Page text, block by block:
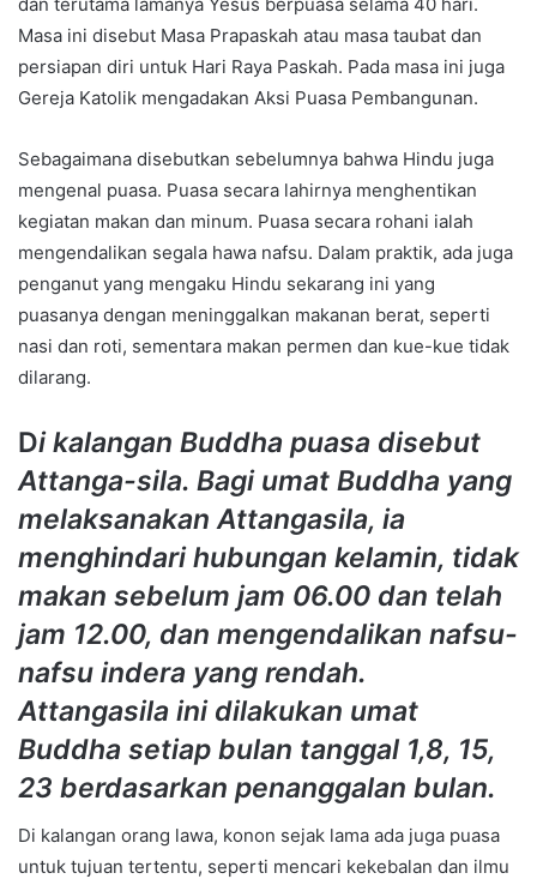
Masa ini disebut Masa Prapaskah atau masa taubat dan
persiapan diri untuk Hari Raya Paskah. Pada masa ini juga
Gereja Katolik mengadakan Aksi Puasa Pembangunan.
Sebagaimana disebutkan sebelumnya bahwa Hindu juga
mengenal puasa. Puasa secara lahirnya menghentikan
kegiatan makan dan minum. Puasa secara rohani ialah
mengendalikan segala hawa nafsu. Dalam praktik, ada juga
penganut yang mengaku Hindu sekarang ini yang
puasanya dengan meninggalkan makanan berat, seperti
nasi dan roti, sementara makan permen dan kue-kue tidak
dilarang.
Di kalangan Buddha puasa disebut
Attanga-sila. Bagi umat Buddha yang
melaksanakan Attangasila, ia
menghindari hubungan kelamin, tidak
makan sebelum jam 06.00 dan telah
jam 12.00, dan mengendalikan nafsu-
nafsu indera yang rendah.
Attangasila ini dilakukan umat
Buddha setiap bulan tanggal 1,8, 15,
23 berdasarkan penanggalan bulan.
Di kalangan orang lawa, konon sejak lama ada juga puasa
untuk tujuan tertentu, seperti mencari kekebalan dan ilmu